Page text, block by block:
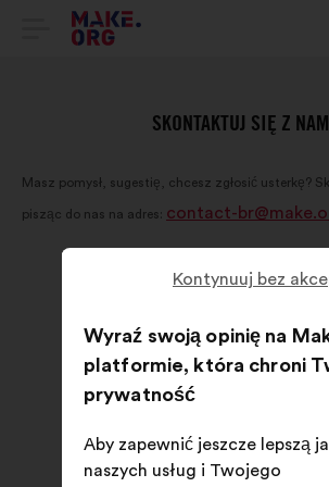
IDŹ
STRONY
MAKE.ORG
SKONTAKTUJ SIĘ Z NAMI
Masz pomysł, sugestię, chcesz zgłosić usterkę?
pisząc do nas na adres: contact-
Kontynuuj bez
Wyraź swoją opinię na
platformie, która chroni
prywatność
Aby zapewnić jeszcze lepszą
naszych usług i Twojego